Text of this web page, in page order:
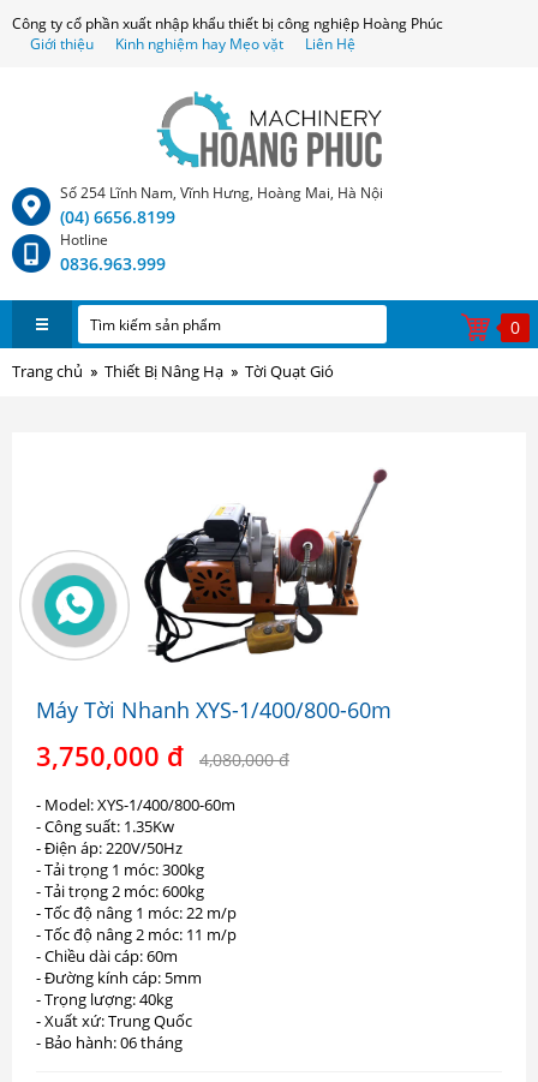
Công ty cổ phần xuất nhập khẩu thiết bị công nghiệp Hoàng Phúc
Giới thiệu
Kinh nghiệm hay Mẹo vặt Liên Hệ
Số 254 Lĩnh Nam, Vĩnh Hưng, Hoàng Mai, Hà Nội
(04) 6656.8199
Hotline
0836.963.999
0
Trang chủ Thiết Bị Nâng Hạ Tời Quạt Gió
Máy Tời Nhanh XYS-1/400/800-60m
3,750,000 đ 4,080,000 đ
- Model: XYS-1/400/800-60m
- Công suất: 1.35Kw
- Điện áp: 220V/50Hz
- Tải trọng 1 móc: 300kg
- Tải trọng 2 móc: 600kg
- Tốc độ nâng 1 móc: 22 m/p
- Tốc độ nâng 2 móc: 11 m/p
- Chiều dài cáp: 60m
- Đường kính cáp: 5mm
- Trọng lượng: 40kg
- Xuất xứ: Trung Quốc
- Bảo hành: 06 tháng